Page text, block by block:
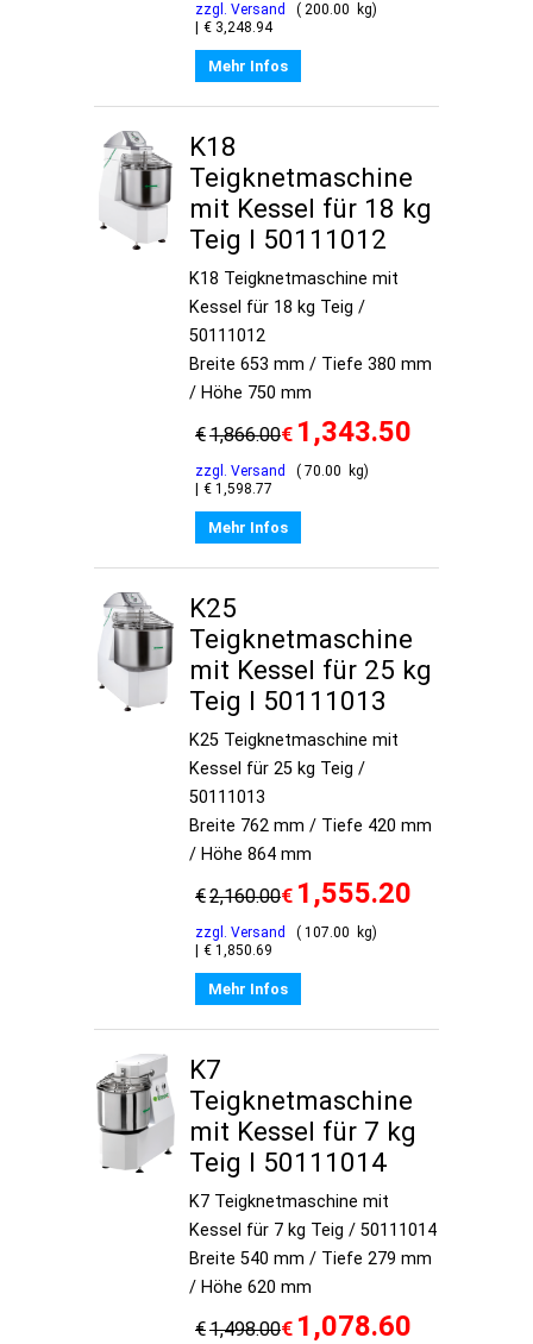
zzgl. Versand 200.00
kg
€ 3,248.94
Mehr Infos
K18
Teigknetmaschine
mit Kessel für 18 kg
Teig I 50111012
K18 Teigknetmaschine mit
Kessel für 18 kg Teig /
50111012
Breite 653 mm / Tiefe 380 mm
/ Höhe 750 mm
€1,866.00€ 1,343.50
zzgl. Versand 70.00
kg
€ 1,598.77
Mehr Infos
K25
Teigknetmaschine
mit Kessel für 25 kg
Teig I 50111013
K25 Teigknetmaschine mit
Kessel für 25 kg Teig /
50111013
Breite 762 mm / Tiefe 420 mm
/ Höhe 864 mm
€2,160.00€ 1,555.20
zzgl. Versand 107.00
kg
€ 1,850.69
Mehr Infos
K7
Teigknetmaschine
mit Kessel für 7 kg
Teig I 50111014
K7 Teigknetmaschine mit
Kessel für 7 kg Teig / 50111014
Breite 540 mm / Tiefe 279 mm
/ Höhe 620 mm
€1,498.00€ 1,078.60